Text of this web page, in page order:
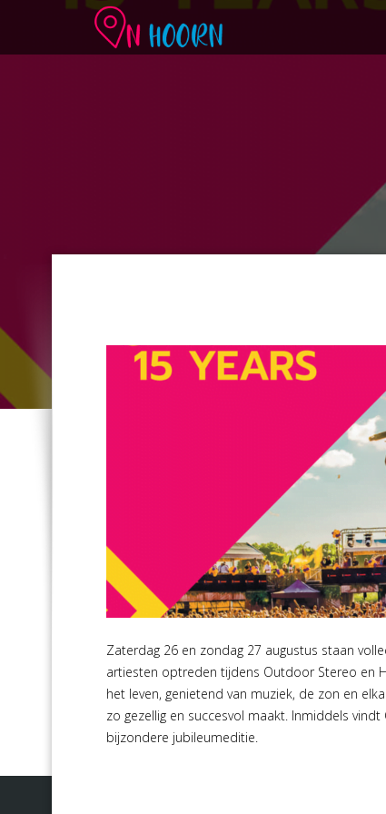
Zaterdag 26 en zondag 27 augustus staan
artiesten optreden tijdens Outdoor Stereo en
het leven, genietend van muziek, de zon en
zo gezellig en succesvol maakt. Inmiddels
bijzondere jubileumeditie.